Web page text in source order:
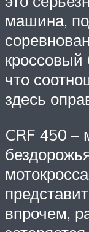
машина,
кроссовый
что
здесь
CRF 450
впрочем,